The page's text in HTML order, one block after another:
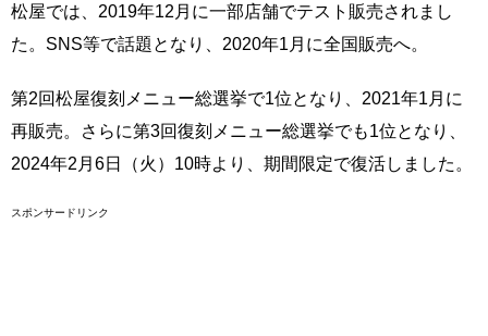
松屋では、2019年12月に一部店舗でテスト販売されまし
た。SNS等で話題となり、2020年1月に全国販売へ。
第2回松屋復刻メニュー総選挙で1位となり、2021年1月に
再販売。さらに第3回復刻メニュー総選挙でも1位となり、
2024年2月6日（火）10時より、期間限定で復活しました。
スポンサードリンク